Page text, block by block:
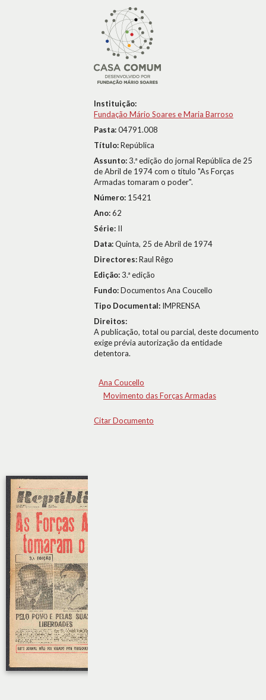
Instituição:
Fundação Mário Soares e Maria Barroso
Pasta:04791.008
Título:República
Assunto:3.ª edição do jornal República de 25
de Abril de 1974 com o título "As Forças
Armadas tomaram o poder".
Número: 15421
Ano:62
Série: II
Data:Quinta, 25 de Abril de 1974
Directores:Raul Rêgo
Edição:3.ª edição
Fundo:Documentos Ana Coucello
Tipo Documental: IMPRENSA
Direitos:
A publicação, total ou parcial, deste documento
exige prévia autorização da entidade
detentora.
Ana Coucello
Movimento das Forças Armadas
Citar Documento